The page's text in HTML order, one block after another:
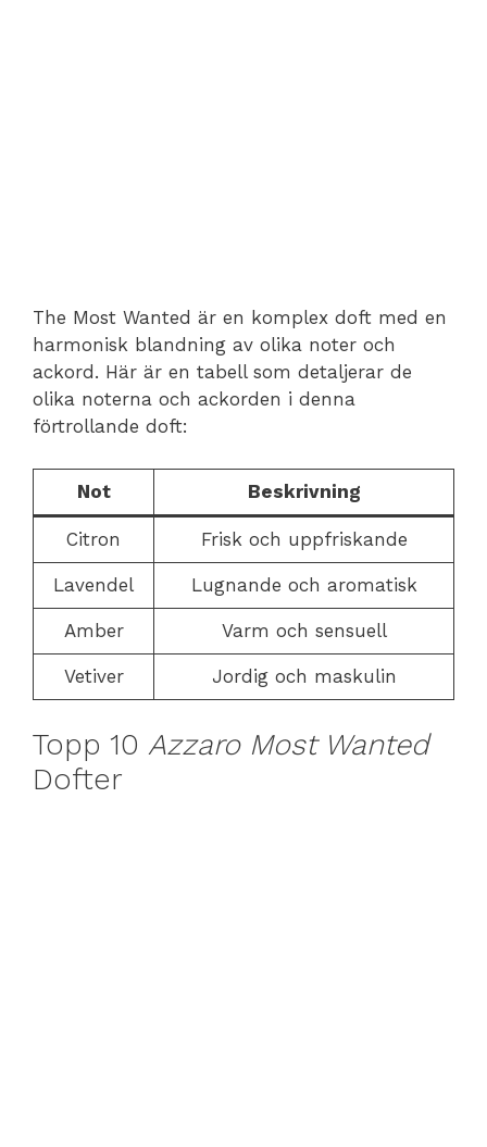
The Most Wanted är en komplex doft med en
harmonisk blandning av olika noter och
ackord. Här är en tabell som detaljerar de
olika noterna och ackorden i denna
förtrollande doft:
Not Beskrivning
Citron Frisk och uppfriskande
Lavendel Lugnande och aromatisk
Amber Varm och sensuell
Vetiver Jordig och maskulin
Topp 10 Azzaro Most Wanted
Dofter